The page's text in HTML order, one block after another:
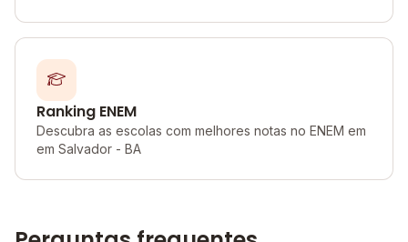
Ranking ENEM
Descubra as escolas com melhores notas no ENEM em
em Salvador - BA